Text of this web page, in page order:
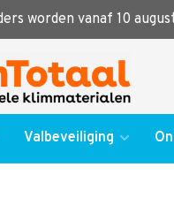
worden vanaf 10
Valbeveiliging